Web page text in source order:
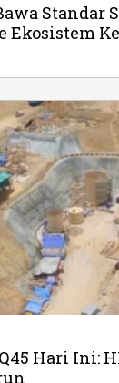
Standar
Ekosistem
Hari Ini: